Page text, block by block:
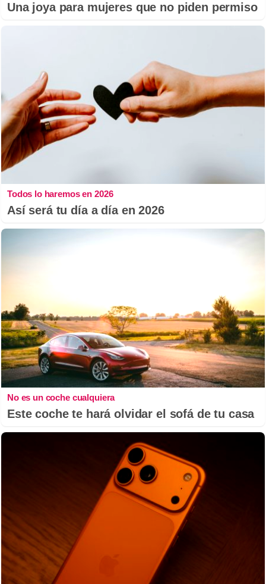
Una joya para mujeres que no piden permiso
Todos lo haremos en 2026
Así será tu día a día en 2026
No es un coche cualquiera
Este coche te hará olvidar el sofá de tu casa